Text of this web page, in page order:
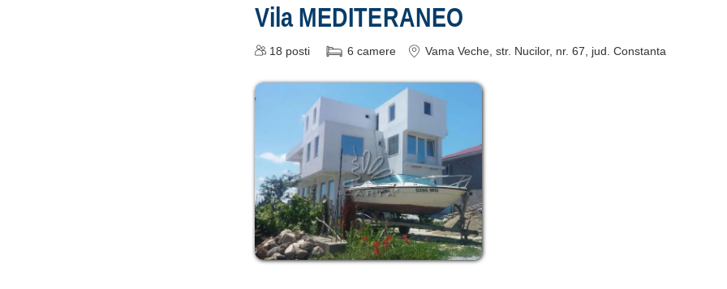
Vila MEDITERANEO
18 posti 6 camere Vama Veche , str. Nucilor, nr. 67 , jud. Constanta